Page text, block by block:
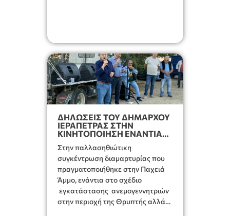
ΔΗΛΩΣΕΙΣ ΤΟΥ ΔΗΜΑΡΧΟΥ
ΙΕΡΑΠΕΤΡΑΣ ΣΤΗΝ
ΚΙΝΗΤΟΠΟΙΗΣΗ ΕΝΑΝΤΙΑ
Στην παλλασηθιώτικη
συγκέντρωση διαμαρτυρίας που
πραγματοποιήθηκε στην Παχειά
Άμμο, ενάντια στο σχέδιο
εγκατάστασης ανεμογεννητριών
στην περιοχή της Θρυπτής αλλά